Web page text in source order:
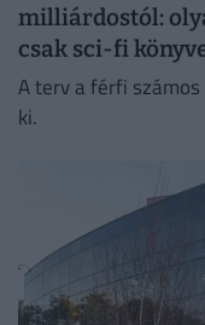
milliárdostól:
csak sci-fi
A terv a férfi
ki.